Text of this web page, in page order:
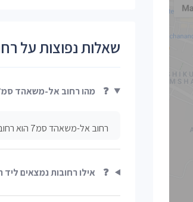
שאלות נפוצות על
❓ מהו רחוב אל-משאהד סמ7 בירושלים?
רחוב אל-משאהד סמ7 הוא רחוב בירושלים
❓ אילו רחובות נמצאים